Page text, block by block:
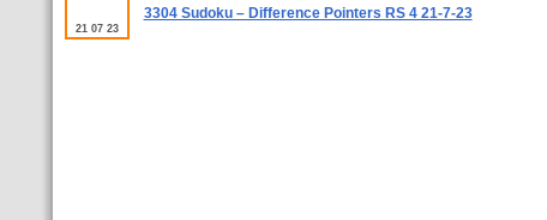
21 07 23
3304 Sudoku – Difference Pointers RS 4 21-7-23